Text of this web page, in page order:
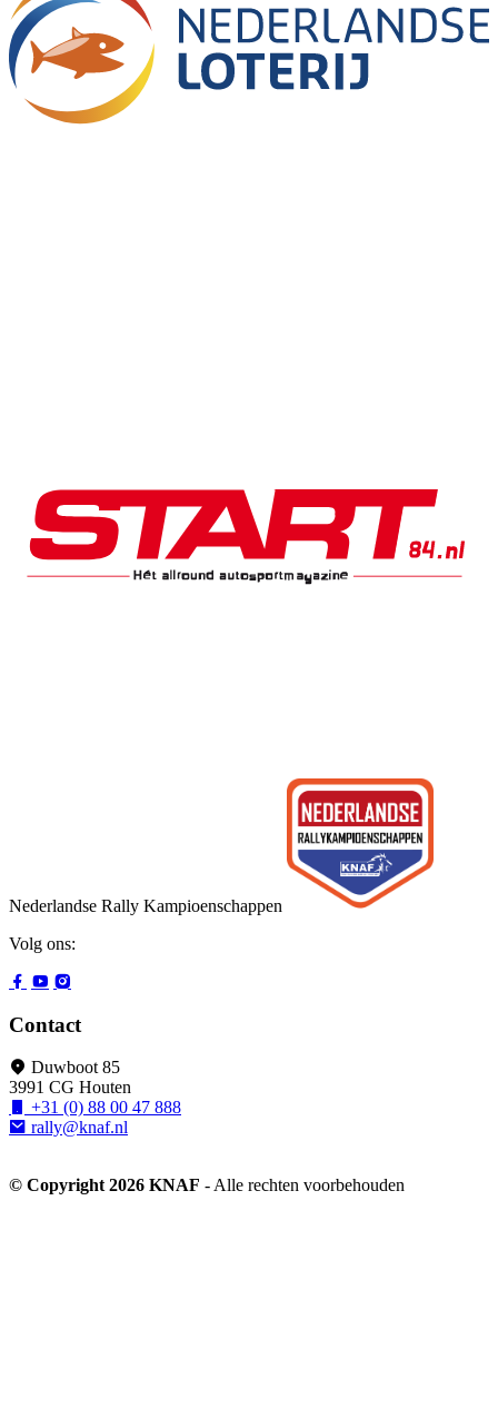
Nederlandse Rally Kampioenschappen
Volg ons:
Contact
Duwboot 85
3991 CG Houten
+31 (0) 88 00 47 888
rally@knaf.nl
© Copyright 2026 KNAF - Alle rechten voorbehouden